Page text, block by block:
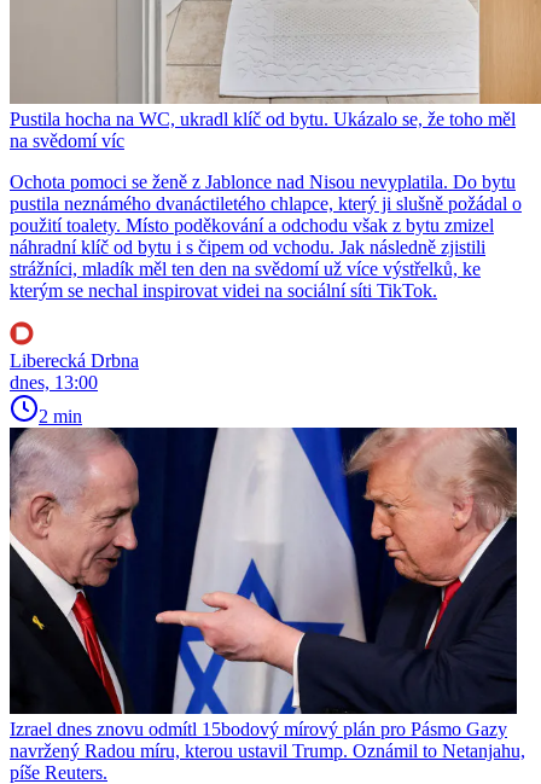
Pustila hocha na WC, ukradl klíč od bytu. Ukázalo se, že toho měl
na svědomí víc
Ochota pomoci se ženě z Jablonce nad Nisou nevyplatila. Do bytu
pustila neznámého dvanáctiletého chlapce, který ji slušně požádal o
použití toalety. Místo poděkování a odchodu však z bytu zmizel
náhradní klíč od bytu i s čipem od vchodu. Jak následně zjistili
strážníci, mladík měl ten den na svědomí už více výstřelků, ke
kterým se nechal inspirovat videi na sociální síti TikTok.
Liberecká Drbna
dnes, 13:00
2 min
Izrael dnes znovu odmítl 15bodový mírový plán pro Pásmo Gazy
navržený Radou míru, kterou ustavil Trump. Oznámil to Netanjahu,
píše Reuters.